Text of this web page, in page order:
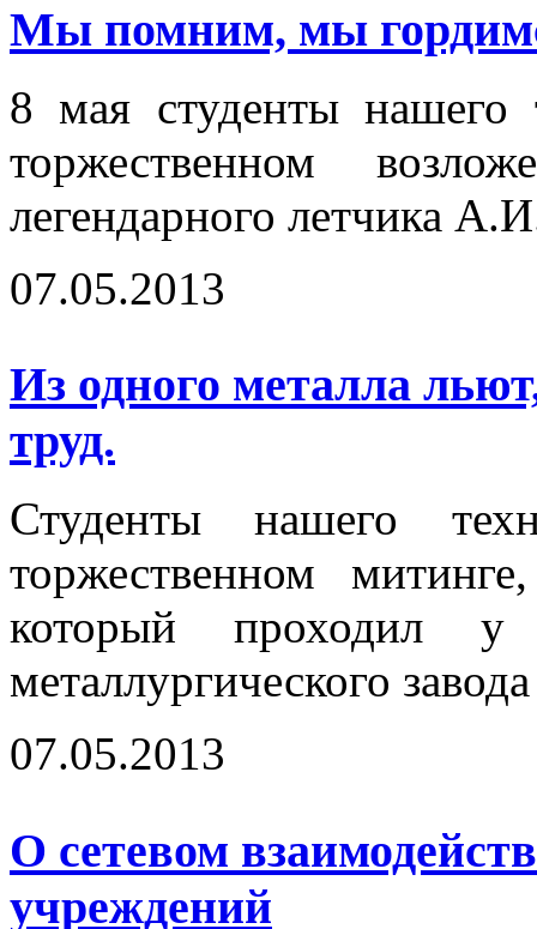
Мы помним, мы
8 мая студенты нашего
торжественном
легендарного летчика
07.05.2013
Из одного металла
труд.
Студенты нашего
торжественном
который проходил у
металлургического
07.05.2013
О сетевом
учреждений